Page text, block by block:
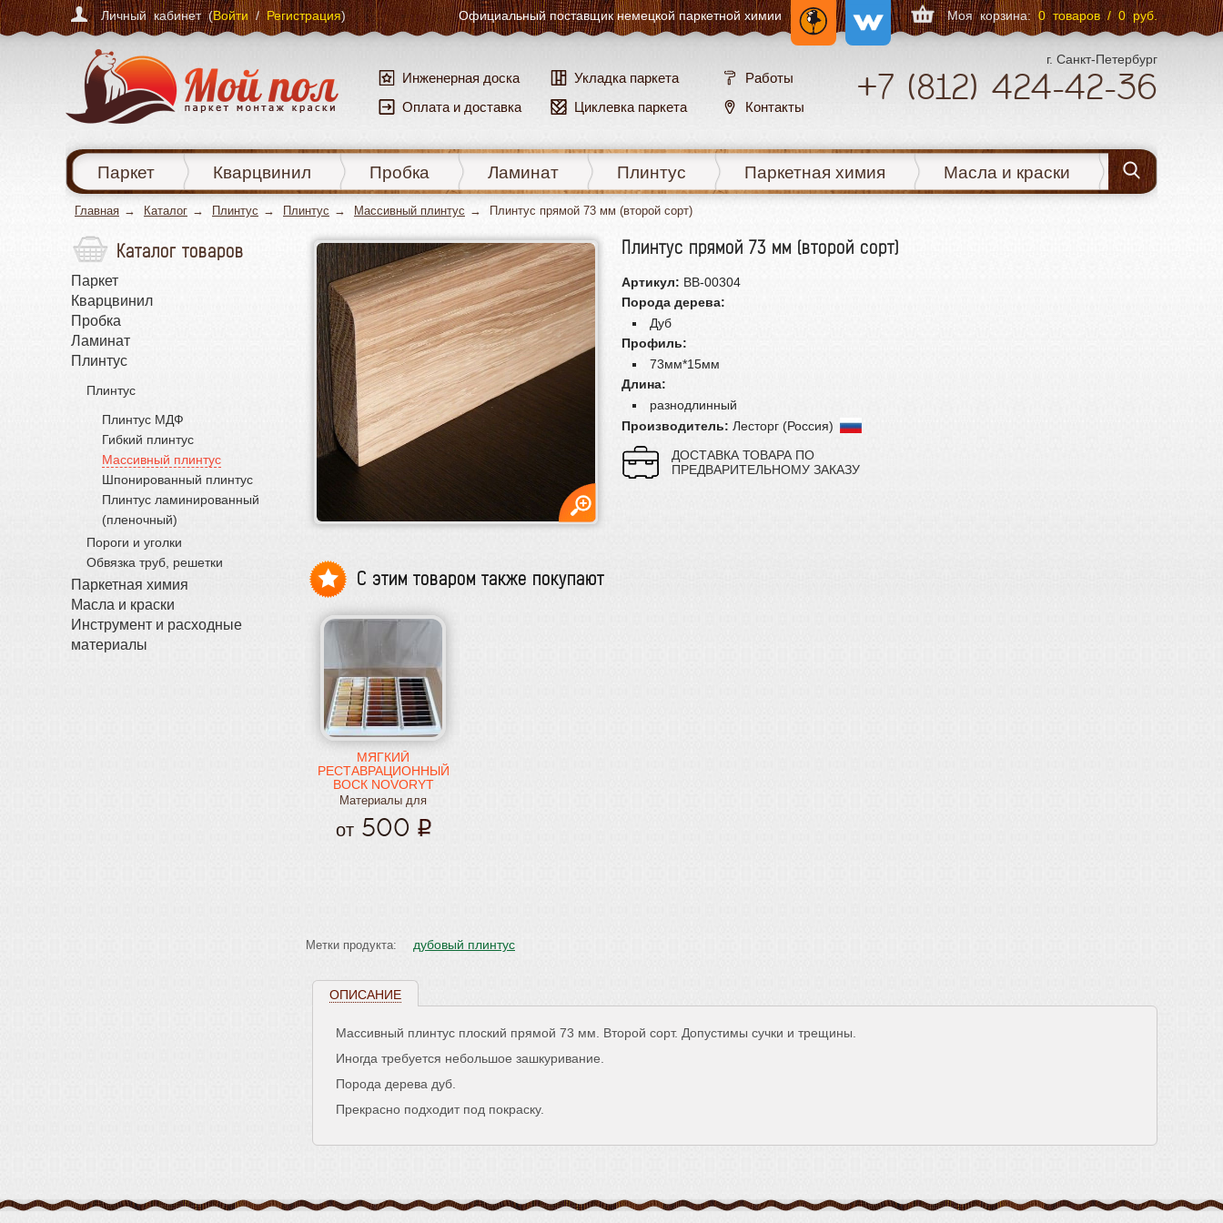
Моя корзина:0 товаров / 0 руб.
Личный кабинет (Войти/Регистрация) Официальный поставщикнемецкой паркетной химии
Инженерная доска
Оплата и доставка
Укладка паркета
Циклевка паркета
Работы
Контакты
г. Санкт-Петербург
+7 (812) 424-42-36
Паркет Кварцвинил Пробка Ламинат Плинтус Паркетная химия Масла и краски
Главная Каталог Плинтус Плинтус Массивный плинтус Плинтус прямой 73 мм (второй сорт)
Каталог товаров
Паркет
Кварцвинил
Пробка
Ламинат
Плинтус
Плинтус
Плинтус МДФ
Гибкий плинтус
Массивный плинтус
Шпонированный плинтус
Плинтус ламинированный
(пленочный)
Пороги и уголки
Обвязка труб, решетки
Паркетная химия
Масла и краски
Инструмент и расходные
материалы
Плинтус прямой 73 мм (второй сорт)
Артикул: BB-00304
Порода дерева:
Дуб
Профиль:
73мм*15мм
Длина:
разнодлинный
Производитель: Лесторг (Россия)
ДОСТАВКА ТОВАРА ПО
ПРЕДВАРИТЕЛЬНОМУ ЗАКАЗУ
С этим товаром также покупают
МЯГКИЙ
РЕСТАВРАЦИОННЫЙ
ВОСК NOVORYT
Материалы для
реставрации
от500
Метки продукта: дубовый плинтус
ОПИСАНИЕ
Массивный плинтус плоский прямой 73 мм. Второй сорт. Допустимы сучки и трещины.
Иногда требуется небольшое зашкуривание.
Порода дерева дуб.
Прекрасно подходит под покраску.